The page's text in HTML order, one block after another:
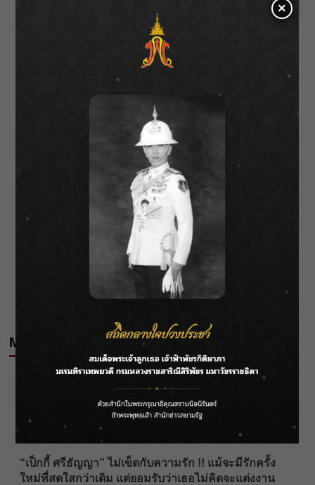
Bentleyyapa
See author's posts
navigation
คุณแม่ค้าตั้งใจฟัง “อาจารย์เป็นหนึ่ง” แจกคาถา เคล็ดลับ
เสริมปังลูกค้ามะรุมมะตุ้ม
เปิดวาร์ป! “น้องจีน” ชิงช้าสวรรค์ ร้องเพลงสุดไพเราะ
ตอบแทน “ชัช เตาปูน”
More Stories
นัตตี้” ยอมรับชีวิตไอดอลไม่ง่าย 10 ปีที่ต้องสู้จนมีวัน
Wichai S
25/04/2026
Editor's Picks
“เป็กกี้ ศรีธัญญา” ไม่เข็ดกับความรัก !! แม้จะมีรักครั้ง
ใหม่ที่สดใสกว่าเดิม แต่ยอมรับว่าเธอไม่คิดจะแต่งงาน
×